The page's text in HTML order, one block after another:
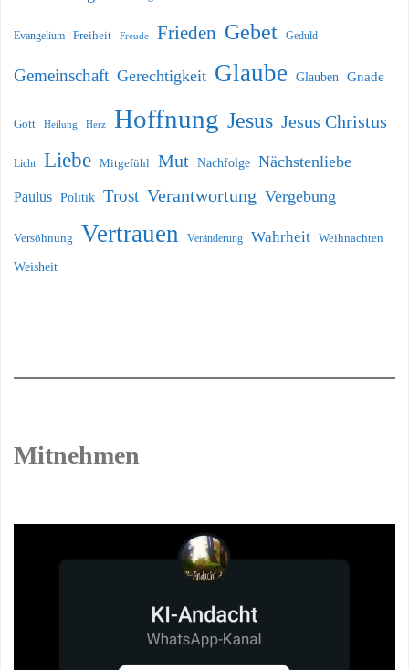
Evangelium Freiheit Freude Frieden Gebet Geduld
Gemeinschaft Gerechtigkeit Glaube Glauben Gnade
Gott Heilung Herz Hoffnung Jesus Jesus Christus
Licht Liebe Mitgefühl Mut Nachfolge Nächstenliebe
Paulus Politik Trost Verantwortung Vergebung
Versöhnung Vertrauen Veränderung Wahrheit Weihnachten
Weisheit
Mitnehmen